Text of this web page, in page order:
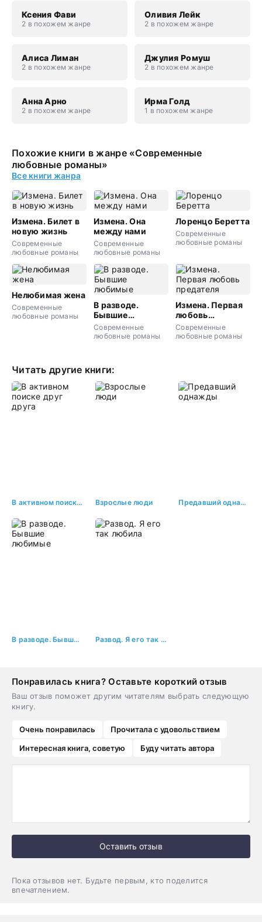
Ксения Фави
2 в похожем жанре
Оливия Лейк
2 в похожем жанре
Алиса Лиман
2 в похожем жанре
Джулия Ромуш
2 в похожем жанре
Анна Арно
2 в похожем жанре
Ирма Голд
1 в похожем жанре
Похожие книги в жанре «Современные
любовные романы»
Все книги жанра
Измена. Билет в
новую жизнь
Современные
любовные романы
Измена. Она
между нами
Современные
любовные романы
Лоренцо Беретта
Современные
любовные романы
Нелюбимая жена
Современные
любовные романы
В разводе.
Бывшие
любимые
Современные
любовные романы
Измена. Первая
любовь
предателя
Современные
любовные романы
Читать другие книги:
В активном поиске друг друга Взрослые люди Предавший однажды
В разводе. Бывшие любимые Развод. Я его так любила
Понравилась книга? Оставьте короткий отзыв
Ваш отзыв поможет другим читателям выбрать следующую
книгу.
Очень понравилась
Прочитала с удовольствием
Интересная книга, советую
Буду читать автора
Оставить отзыв
Пока отзывов нет. Будьте первым, кто поделится
впечатлением.